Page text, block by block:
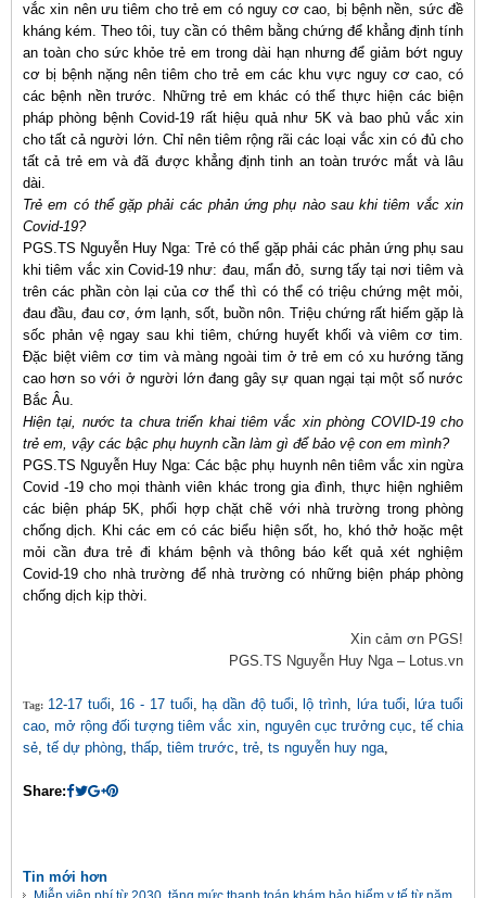
vắc xin nên ưu tiêm cho trẻ em có nguy cơ cao, bị bệnh nền, sức đề
kháng kém. Theo tôi, tuy cần có thêm bằng chứng để khẳng định tính
an toàn cho sức khỏe trẻ em trong dài hạn nhưng để giảm bớt nguy
cơ bị bệnh nặng nên tiêm cho trẻ em các khu vực nguy cơ cao, có
các bệnh nền trước. Những trẻ em khác có thể thực hiện các biện
pháp phòng bệnh Covid-19 rất hiệu quả như 5K và bao phủ vắc xin
cho tất cả người lớn. Chỉ nên tiêm rộng rãi các loại vắc xin có đủ cho
tất cả trẻ em và đã được khẳng định tinh an toàn trước mắt và lâu
dài.
Trẻ em có thể gặp phải các phản ứng phụ nào sau khi tiêm vắc xin
Covid-19?
PGS.TS Nguyễn Huy Nga: Trẻ có thể gặp phải các phản ứng phụ sau
khi tiêm vắc xin Covid-19 như: đau, mẩn đỏ, sưng tấy tại nơi tiêm và
trên các phần còn lại của cơ thể thì có thể có triệu chứng mệt mỏi,
đau đầu, đau cơ, ớm lạnh, sốt, buồn nôn. Triệu chứng rất hiếm gặp là
sốc phản vệ ngay sau khi tiêm, chứng huyết khối và viêm cơ tim.
Đặc biệt viêm cơ tim và màng ngoài tim ở trẻ em có xu hướng tăng
cao hơn so với ở người lớn đang gây sự quan ngại tại một số nước
Bắc Âu.
Hiện tại, nước ta chưa triển khai tiêm vắc xin phòng COVID-19 cho
trẻ em, vậy các bậc phụ huynh cần làm gì để bảo vệ con em mình?
PGS.TS Nguyễn Huy Nga: Các bậc phụ huynh nên tiêm vắc xin ngừa
Covid -19 cho mọi thành viên khác trong gia đình, thực hiện nghiêm
các biện pháp 5K, phối hợp chặt chẽ với nhà trường trong phòng
chống dịch. Khi các em có các biểu hiện sốt, ho, khó thở hoặc mệt
mỏi cần đưa trẻ đi khám bệnh và thông báo kết quả xét nghiệm
Covid-19 cho nhà trường để nhà trường có những biện pháp phòng
chống dịch kịp thời.
Xin cảm ơn PGS!
PGS.TS Nguyễn Huy Nga – Lotus.vn
Tag: 12-17 tuổi, 16 - 17 tuổi, hạ dần độ tuổi, lộ trình, lứa tuổi, lứa tuổi
cao,mở rộng đối tượng tiêm vắc xin, nguyên cục trưởng cục, tế chia
sẻ, tế dự phòng, thấp, tiêm trước, trẻ, ts nguyễn huy nga,
Share:
Tin mới hơn